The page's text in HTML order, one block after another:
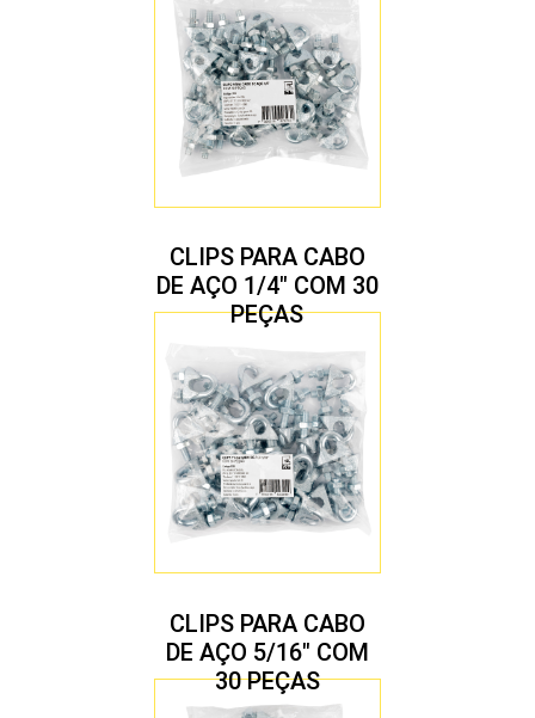
CLIPS PARA CABO
DE AÇO 1/4″ COM 30
PEÇAS
CLIPS PARA CABO
DE AÇO 5/16″ COM
30 PEÇAS